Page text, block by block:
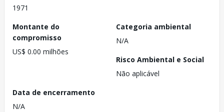
1971
Montante do
compromisso
US$ 0.00 milhões
Categoria ambiental
N/A
Risco Ambiental e Social
Não aplicável
Data de encerramento
N/A